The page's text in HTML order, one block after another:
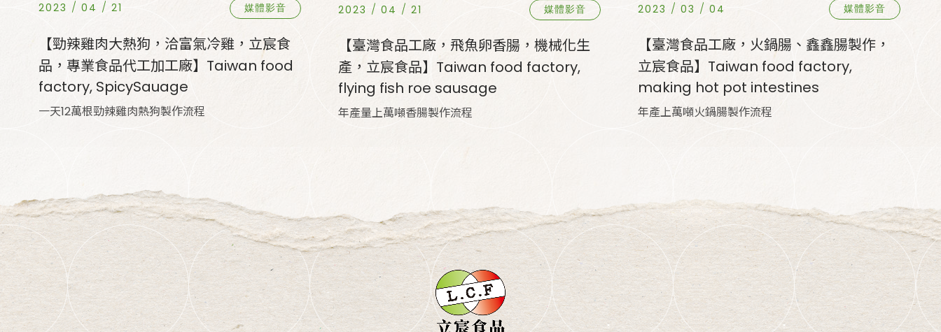
2023 04 21 媒體影音
【勁辣雞肉大熱狗，洽富氣冷雞，立宸食
品，專業食品代工加工廠】Taiwan food
factory, SpicySauage
一天12萬根勁辣雞肉熱狗製作流程
2023 04 21 媒體影音
【臺灣食品工廠，飛魚卵香腸，機械化生
產，立宸食品】Taiwan food factory,
flying fish roe sausage
年產量上萬噸香腸製作流程
2023 03 04 媒體影音
【臺灣食品工廠，火鍋腸、鑫鑫腸製作，
立宸食品】Taiwan food factory,
making hot pot intestines
年產上萬噸火鍋腸製作流程